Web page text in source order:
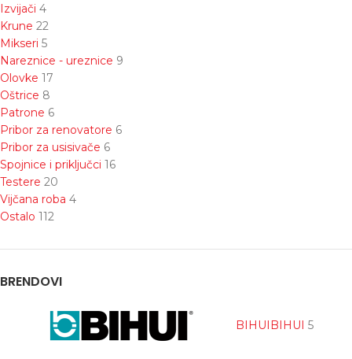
Izvijači 4
Krune 22
Mikseri 5
Nareznice - ureznice 9
Olovke 17
Oštrice 8
Patrone 6
Pribor za renovatore 6
Pribor za usisivače 6
Spojnice i priključci 16
Testere 20
Vijčana roba 4
Ostalo 112
BRENDOVI
BIHUI BIHUI 5